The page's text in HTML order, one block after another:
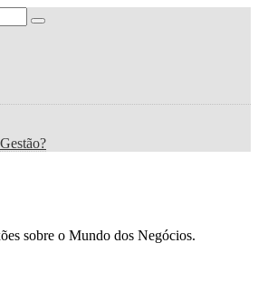
sobre o Mundo dos Negócios.